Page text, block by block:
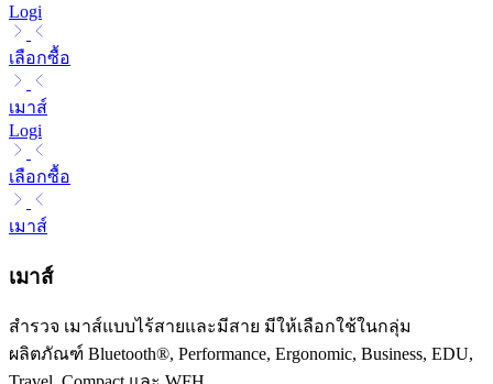
Logi
เลือกซื้อ
เมาส์
Logi
เลือกซื้อ
เมาส์
เมาส์
สำรวจ เมาส์แบบไร้สายและมีสาย มีให้เลือกใช้ในกลุ่ม
ผลิตภัณฑ์ Bluetooth®, Performance, Ergonomic, Business, EDU,